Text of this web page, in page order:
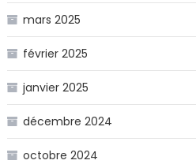
mars 2025
février 2025
janvier 2025
décembre 2024
octobre 2024